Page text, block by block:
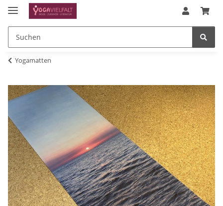
Yogamatten